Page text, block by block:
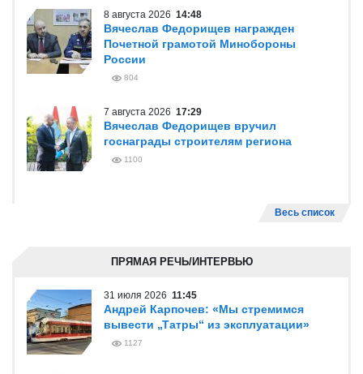
8 августа 2026 14:48
Вячеслав Федорищев награжден
Почетной грамотой Минобороны
России
804
7 августа 2026 17:29
Вячеслав Федорищев вручил
госнаграды строителям региона
1100
Весь список
ПРЯМАЯ РЕЧЬ/ИНТЕРВЬЮ
31 июля 2026 11:45
Андрей Карпочев: «Мы стремимся
вывести „Татры“ из эксплуатации»
1127